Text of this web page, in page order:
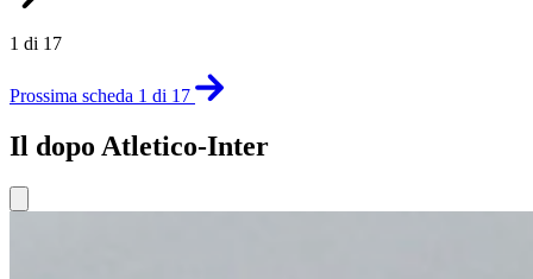
1 di 17
Prossima scheda 1 di 17
Il dopo Atletico-Inter